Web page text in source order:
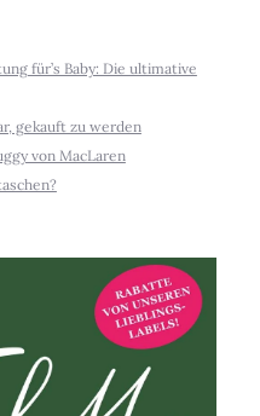
für’s Baby: Die ultimative
gekauft zu werden
von MacLaren